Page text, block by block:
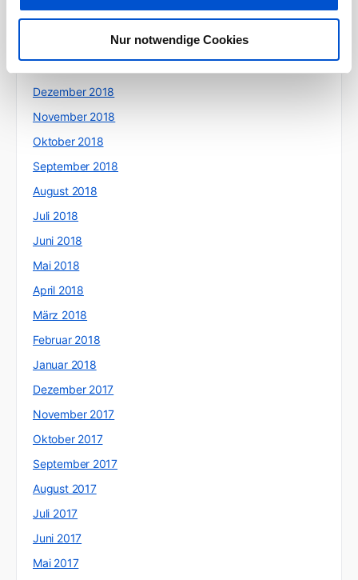
Nur notwendige Cookies
März 2019
Dezember 2018
November 2018
Oktober 2018
September 2018
August 2018
Juli 2018
Juni 2018
Mai 2018
April 2018
März 2018
Februar 2018
Januar 2018
Dezember 2017
November 2017
Oktober 2017
September 2017
August 2017
Juli 2017
Juni 2017
Mai 2017